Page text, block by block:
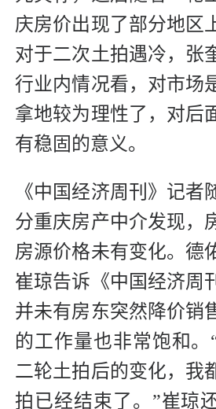
庆房价出现了部分地区
对于二次土拍遇冷，张
行业内情况看，对市场
拿地较为理性了，对后
有稳固的意义。
《中国经济周刊》记者
分重庆房产中介发现，
房源价格未有变化。德
崔琼告诉《中国经济周
并未有房东突然降价销
的工作量也非常饱和。
二轮土拍后的变化，我
拍已经结束了。”崔琼